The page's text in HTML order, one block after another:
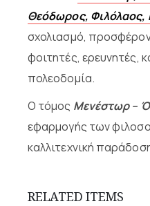
Θεόδωρος, Φιλόλαος,
σχολιασμό,
φοιτητές, ερευνητές,
πολεοδομία.
Ο τόμος Μενέστωρ –
εφαρμογής των
καλλιτεχνική
RELATED ITEMS